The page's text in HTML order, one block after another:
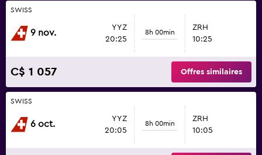
SWISS
9 nov.
YYZ
20:25
8h 00min
ZRH
10:25
C$ 1 057 Offres similaires
SWISS
6 oct.
YYZ
20:05
8h 00min
ZRH
10:05